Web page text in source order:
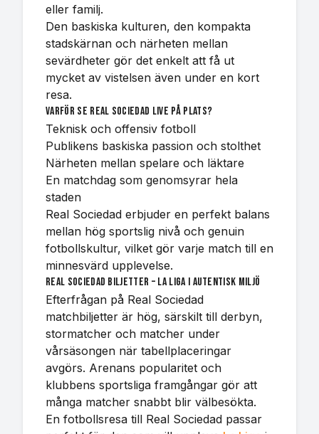
eller familj.
Den baskiska kulturen, den kompakta
stadskärnan och närheten mellan
sevärdheter gör det enkelt att få ut
mycket av vistelsen även under en kort
resa.
Varför se Real Sociedad live på plats?
Teknisk och offensiv fotboll
Publikens baskiska passion och stolthet
Närheten mellan spelare och läktare
En matchdag som genomsyrar hela
staden
Real Sociedad erbjuder en perfekt balans
mellan hög sportslig nivå och genuin
fotbollskultur, vilket gör varje match till en
minnesvärd upplevelse.
Real Sociedad biljetter – La Liga i autentisk miljö
Efterfrågan på Real Sociedad
matchbiljetter är hög, särskilt till derbyn,
stormatcher och matcher under
vårsäsongen när tabellplaceringar
avgörs. Arenans popularitet och
klubbens sportsliga framgångar gör att
många matcher snabbt blir välbesökta.
En fotbollsresa till Real Sociedad passar